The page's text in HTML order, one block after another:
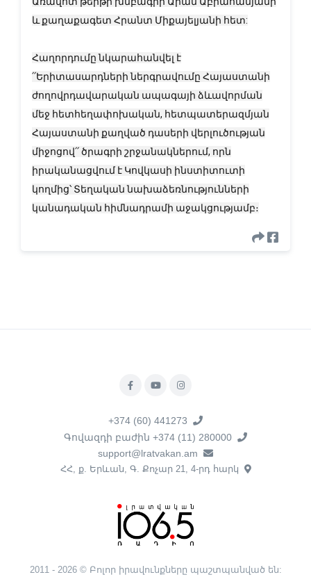
և քաղաքագետ Հրանտ Միքայելյանի հետ:
Հաղորդումը նկարահանվել է
՛՛Երիտասարդների ներգրավումը Հայաստանի
ժողովրդավարական ապագայի ձևավորման
մեջ հետհեղափոխական, հետպատերազմյան
Հայաստանի քաղված դասերի վերլուծության
միջոցով՛՛ ծրագրի շրջանակներում, որն
իրականացվում է Կովկասի ինստիտուտի
կողմից՝ Տեղական նախաձեռնությունների
կանադական հիմնադրամի աջակցությամբ։
+374 (60) 441273
Գովազդի բաժին +374 (11) 280000
support@lratvakan.am
ՀՀ, ք. Երևան, Գ. Քոչար 21, 4-րդ հարկ
2011 - 2026 © Բոլոր իրավունքները պաշտպանված են: